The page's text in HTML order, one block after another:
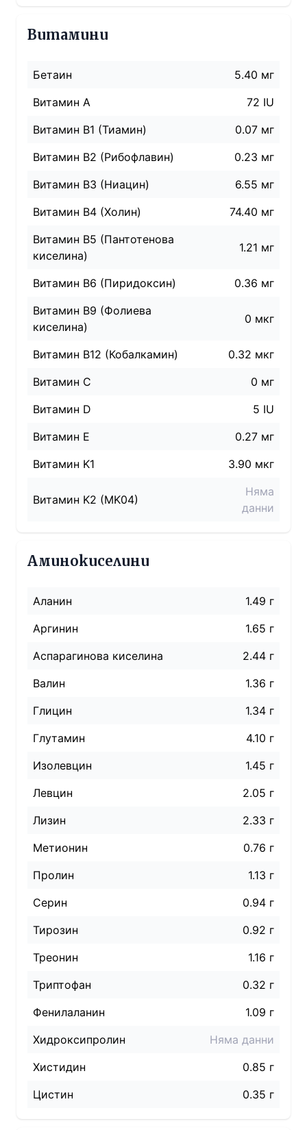
Витамини
Бетаин
5.40 мг
Витамин A
72 IU
Витамин B1 (Тиамин)
0.07 мг
Витамин B2 (Рибофлавин)
0.23 мг
Витамин B3 (Ниацин)
6.55 мг
Витамин B4 (Холин)
74.40 мг
Витамин B5 (Пантотенова
киселина)
1.21 мг
Витамин B6 (Пиридоксин)
0.36 мг
Витамин B9 (Фолиева
киселина)
0 мкг
Витамин B12 (Кобалкамин)
0.32 мкг
Витамин C
0 мг
Витамин D
5 IU
Витамин E
0.27 мг
Витамин K1
3.90 мкг
Витамин K2 (MK04)
Няма
данни
Аминокиселини
Аланин
1.49 г
Аргинин
1.65 г
Аспарагинова киселина
2.44 г
Валин
1.36 г
Глицин
1.34 г
Глутамин
4.10 г
Изолевцин
1.45 г
Левцин
2.05 г
Лизин
2.33 г
Метионин
0.76 г
Пролин
1.13 г
Серин
0.94 г
Тирозин
0.92 г
Треонин
1.16 г
Триптофан
0.32 г
Фенилаланин
1.09 г
Хидроксипролин
Няма данни
Хистидин
0.85 г
Цистин
0.35 г